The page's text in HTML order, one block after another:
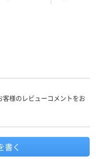
客様のレビューコメントをお
書く